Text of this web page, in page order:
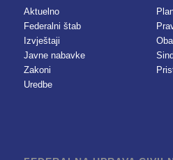
Aktuelno
Federalni štab
Izvještaji
Javne nabavke
Zakoni
Uredbe